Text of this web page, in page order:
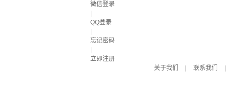
微信登录
QQ登录
忘记密码
立即注册
关于我们
联系我们